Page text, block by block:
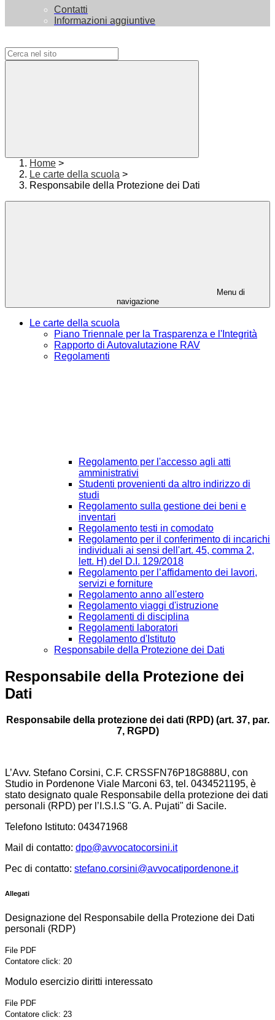
Contatti
Informazioni aggiuntive
Home >
Le carte della scuola >
Responsabile della Protezione dei Dati
Menu di
navigazione
Le carte della scuola
Piano Triennale per la Trasparenza e l'Integrità
Rapporto di Autovalutazione RAV
Regolamenti
Regolamento per l'accesso agli atti
amministrativi
Studenti provenienti da altro indirizzo di
studi
Regolamento sulla gestione dei beni e
inventari
Regolamento testi in comodato
Regolamento per il conferimento di incarichi
individuali ai sensi dell'art. 45, comma 2,
lett. H) del D.I. 129/2018
Regolamento per l’affidamento dei lavori,
servizi e forniture
Regolamento anno all'estero
Regolamento viaggi d'istruzione
Regolamenti di disciplina
Regolamenti laboratori
Regolamento d'Istituto
Responsabile della Protezione dei Dati
Responsabile della Protezione dei
Dati
Responsabile della protezione dei dati (RPD) (art. 37, par.
7, RGPD)
L’Avv. Stefano Corsini, C.F. CRSSFN76P18G888U, con
Studio in Pordenone Viale Marconi 63, tel. 0434521195, è
stato designato quale Responsabile della protezione dei dati
personali (RPD) per l’I.S.I.S "G. A. Pujati" di Sacile.
Telefono Istituto: 043471968
Mail di contatto: dpo@avvocatocorsini.it
Pec di contatto: stefano.corsini@avvocatipordenone.it
Allegati
Designazione del Responsabile della Protezione dei Dati
personali (RDP)
File PDF
Contatore click: 20
Modulo esercizio diritti interessato
File PDF
Contatore click: 23